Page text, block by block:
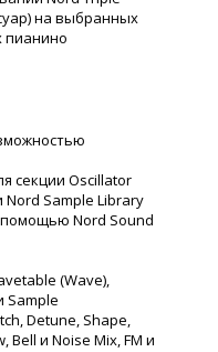
на выбранных
пианино
секции Oscillator
Sample Library
Nord Sound
(Wave),
Sample
Detune, Shape,
Bell и Noise Mix, FM и